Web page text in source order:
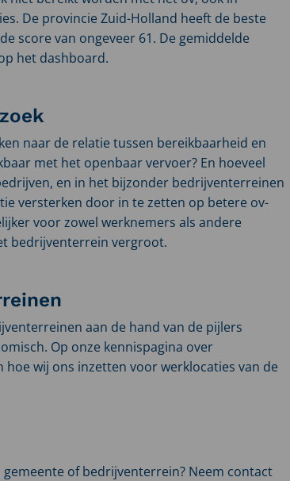
De provincie Zuid-Holland heeft de beste
score van ongeveer 61. De gemiddelde
het dashboard.
naar de relatie tussen bereikbaarheid en
met het openbaar vervoer? En hoeveel
en in het bijzonder bedrijventerreinen
versterken door in te zetten op betere ov-
voor zowel werknemers als andere
bedrijventerrein vergroot.
aan de hand van de pijlers
Op onze kennispagina over
hoe wij ons inzetten voor werklocaties van de
of bedrijventerrein? Neem contact